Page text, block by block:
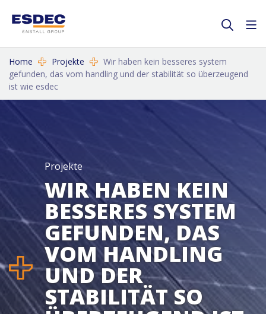
Home Projekte
Wir haben kein besseres system
gefunden, das vom handling und der stabilität so überzeugend
ist wie esdec
Projekte
WIR HABEN KEIN
BESSERES SYSTEM
GEFUNDEN, DAS
VOM HANDLING
UND DER
STABILITÄT SO